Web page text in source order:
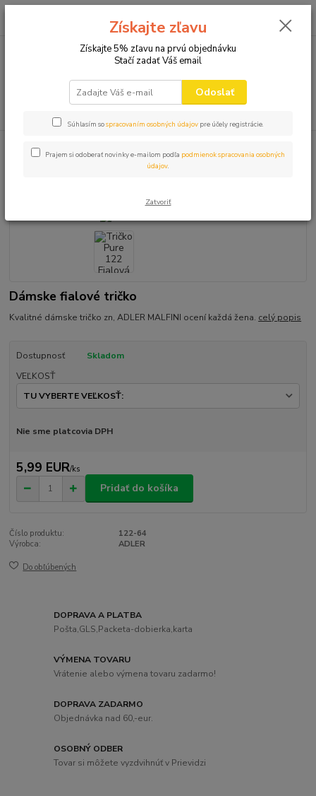
0,00 EUR
Tričko Pure 122 Fialová
Dámske fialové tričko
Kvalitné dámske tričko zn, ADLER MALFINI ocení každá žena. celý popis
Dostupnosť
Skladom
VEĽKOSŤ
Nie sme platcovia DPH
5,99 EUR/ks
Pridať do košíka
Číslo produktu:
122-64
Výrobca:
ADLER
Do obľúbených
DOPRAVA A PLATBA
Pošta,GLS,Packeta-dobierka,karta
VÝMENA TOVARU
Vrátenie alebo výmena tovaru zadarmo!
DOPRAVA ZADARMO
Objednávka nad 60,-eur.
OSOBNÝ ODBER
Tovar si môžete vyzdvihnúť v Prievidzi
Získajte zľavu
Získajte 5% zľavu na prvú objednávku
Stačí zadať Váš email
Odoslať
Súhlasím sospracovaním osobných údajov pre účely registrácie.
Prajem si odoberať novinky e-mailom podľa podmienok spracovania osobných
údajov.
Zatvoriť